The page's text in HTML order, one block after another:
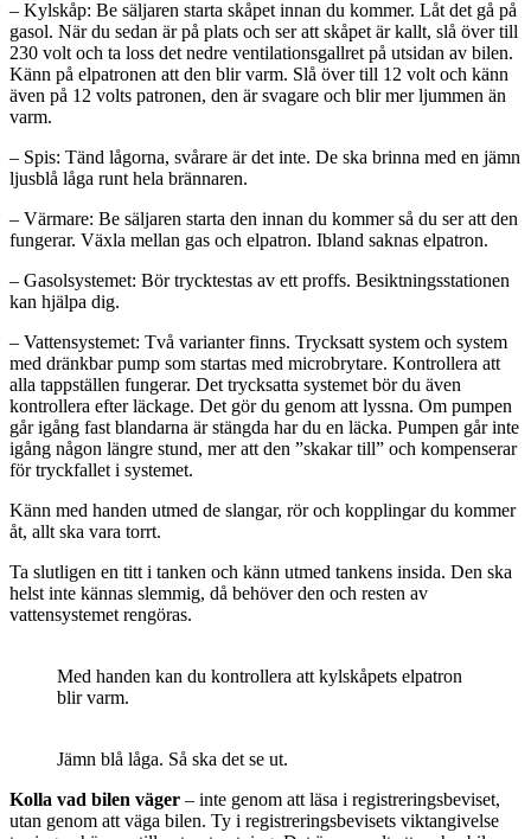
– Kylskåp: Be säljaren starta skåpet innan du kommer. Låt det gå på
gasol. När du sedan är på plats och ser att skåpet är kallt, slå över till
230 volt och ta loss det nedre ventilationsgallret på utsidan av bilen.
Känn på elpatronen att den blir varm. Slå över till 12 volt och känn
även på 12 volts patronen, den är svagare och blir mer ljummen än
varm.
– Spis: Tänd lågorna, svårare är det inte. De ska brinna med en jämn
ljusblå låga runt hela brännaren.
– Värmare: Be säljaren starta den innan du kommer så du ser att den
fungerar. Växla mellan gas och elpatron. Ibland saknas elpatron.
– Gasolsystemet: Bör trycktestas av ett proffs. Besiktningsstationen
kan hjälpa dig.
– Vattensystemet: Två varianter finns. Trycksatt system och system
med dränkbar pump som startas med microbrytare. Kontrollera att
alla tappställen fungerar. Det trycksatta systemet bör du även
kontrollera efter läckage. Det gör du genom att lyssna. Om pumpen
går igång fast blandarna är stängda har du en läcka. Pumpen går inte
igång någon längre stund, mer att den ”skakar till” och kompenserar
för tryckfallet i systemet.
Känn med handen utmed de slangar, rör och kopplingar du kommer
åt, allt ska vara torrt.
Ta slutligen en titt i tanken och känn utmed tankens insida. Den ska
helst inte kännas slemmig, då behöver den och resten av
vattensystemet rengöras.
Med handen kan du kontrollera att kylskåpets elpatron
blir varm.
Jämn blå låga. Så ska det se ut.
Kolla vad bilen väger – inte genom att läsa i registreringsbeviset,
utan genom att väga bilen. Ty i registreringsbevisets viktangivelse